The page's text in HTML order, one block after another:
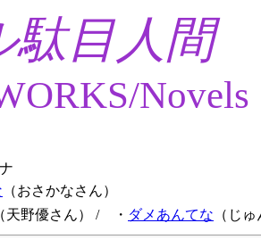
駄目人間
Novels
（おさかなさん）
（天野優さん） / ・ ダメあんてな （じ